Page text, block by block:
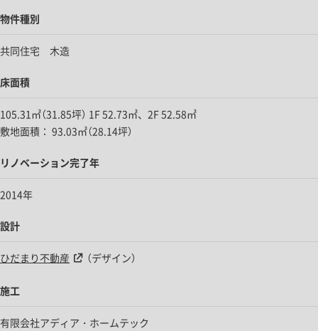
物件種別
共同住宅 木造
床面積
105.31㎡（31.85坪） 1F 52.73㎡、2F 52.58㎡
敷地面積： 93.03㎡（28.14坪）
リノベーション完了年
2014年
設計
ひだまり不動産 （デザイン）
施工
有限会社アディア・ホームテック